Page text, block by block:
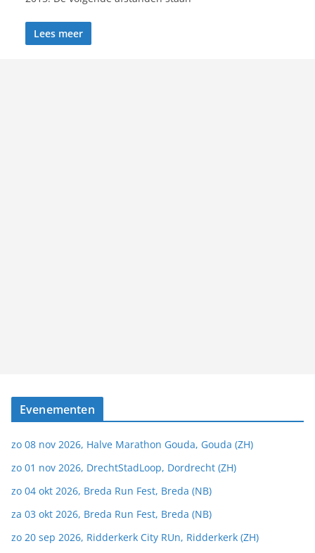
Lees meer
Evenementen
zo 08 nov 2026, Halve Marathon Gouda, Gouda (ZH)
zo 01 nov 2026, DrechtStadLoop, Dordrecht (ZH)
zo 04 okt 2026, Breda Run Fest, Breda (NB)
za 03 okt 2026, Breda Run Fest, Breda (NB)
zo 20 sep 2026, Ridderkerk City RUn, Ridderkerk (ZH)